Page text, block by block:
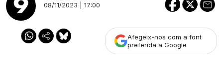
08/11/2023 | 17:00
Afegeix-nos com a font
preferida a Google